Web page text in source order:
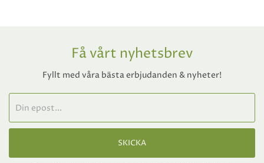
Få vårt nyhetsbrev
Fyllt med våra bästa erbjudanden & nyheter!
SKICKA